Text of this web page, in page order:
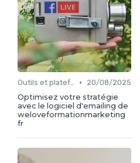
Outils et plateformes •
20/08/2025
Optimisez votre stratégie
avec le logiciel d'emailing de
weloveformationmarketing
fr